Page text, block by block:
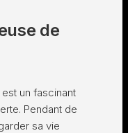
de
un fascinant
Pendant de
sa vie